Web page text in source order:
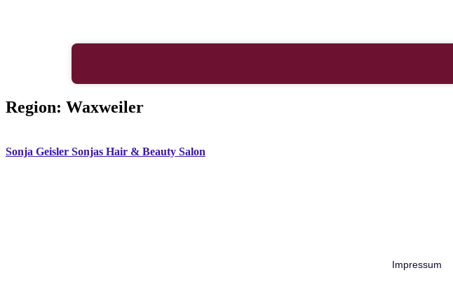
Region: Waxweiler
Sonja Geisler Sonjas Hair & Beauty Salon
Impressum